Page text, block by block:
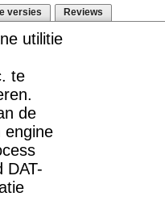
versies Reviews
utilitie
te
de
engine
DAT-